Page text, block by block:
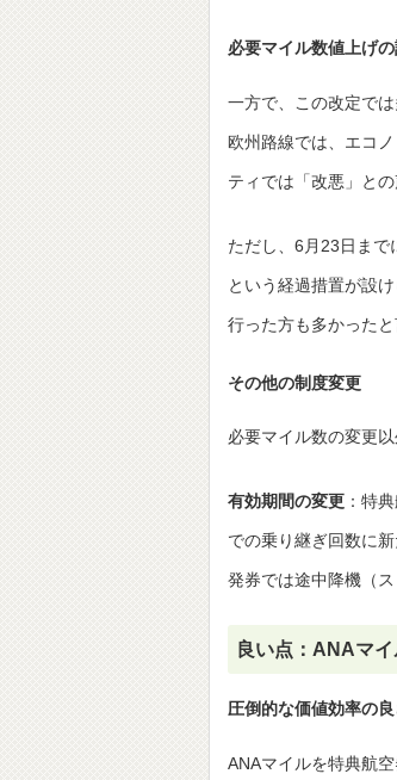
必要マイル数値上げ
一方で、この改定で
欧州路線では、エコ
ティでは「改悪」と
ただし、6月23日まで
という経過措置が設
行った方も多かったと
その他の制度変更
必要マイル数の変更
有効期間の変更 ：特
での乗り継ぎ回数に
発券では途中降機（
良い点：ANAマ
圧倒的な価値効率の良
ANAマイルを特典航